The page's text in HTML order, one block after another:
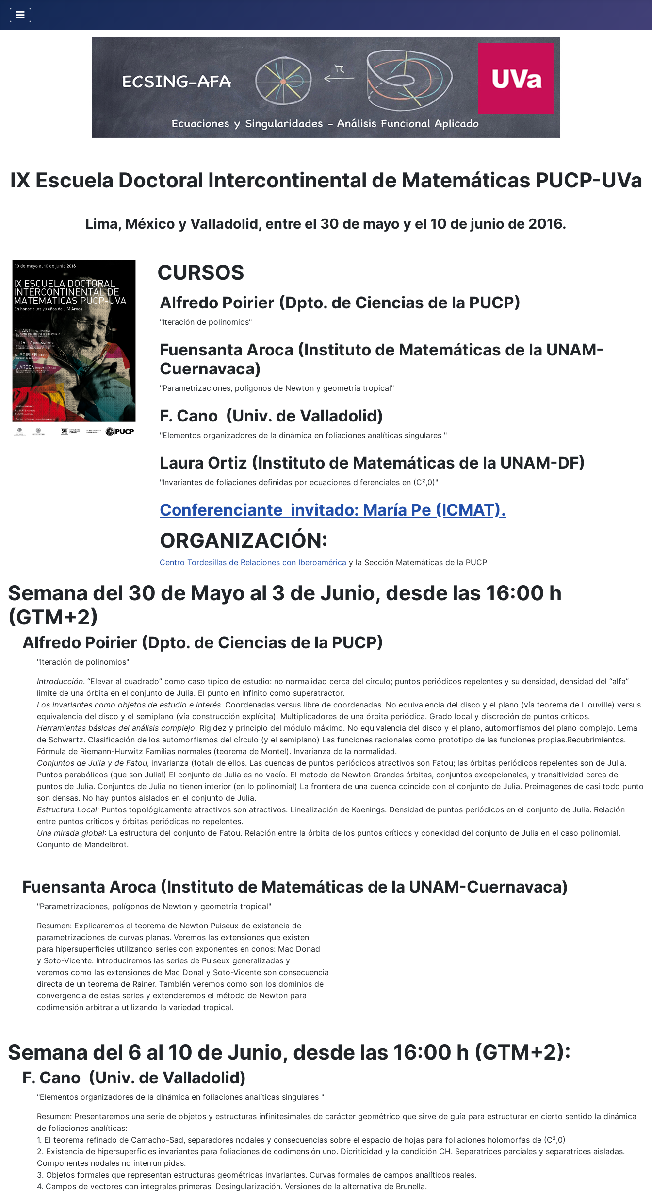
IX Escuela Doctoral Intercontinental de Matemáticas PUCP-UVa
Lima, México y Valladolid, entre el 30 de mayo y el 10 de junio de 2016.
CURSOS
Alfredo Poirier (Dpto. de Ciencias de la PUCP)
"Iteración de polinomios"
Fuensanta Aroca (Instituto de Matemáticas de la UNAM-
Cuernavaca)
"Parametrizaciones, polígonos de Newton y geometría tropical"
F. Cano (Univ. de Valladolid)
"Elementos organizadores de la dinámica en foliaciones analíticas singulares "
Laura Ortiz (Instituto de Matemáticas de la UNAM-DF)
"Invariantes de foliaciones definidas por ecuaciones diferenciales en (C²,0)"
Conferenciante invitado: María Pe (ICMAT).
ORGANIZACIÓN:
Centro Tordesillas de Relaciones con Iberoamérica y la Sección Matemáticas de la PUCP
Semana del 30 de Mayo al 3 de Junio, desde las 16:00 h
(GTM+2)
Alfredo Poirier (Dpto. de Ciencias de la PUCP)
"Iteración de polinomios"
Introducción. “Elevar al cuadrado” como caso típico de estudio: no normalidad cerca del círculo; puntos periódicos repelentes y su densidad, densidad del “alfa”
limite de una órbita en el conjunto de Julia. El punto en infinito como superatractor.
Los invariantes como objetos de estudio e interés. Coordenadas versus libre de coordenadas. No equivalencia del disco y el plano (vía teorema de Liouville) versus
equivalencia del disco y el semiplano (vía construcción explícita). Multiplicadores de una órbita periódica. Grado local y discreción de puntos críticos.
Herramientas básicas del análisis complejo. Rigidez y principio del módulo máximo. No equivalencia del disco y el plano, automorfismos del plano complejo. Lema
de Schwartz. Clasificación de los automorfismos del círculo (y el semiplano) Las funciones racionales como prototipo de las funciones propias.Recubrimientos.
Fórmula de Riemann-Hurwitz Familias normales (teorema de Montel). Invarianza de la normalidad.
Conjuntos de Julia y de Fatou, invarianza (total) de ellos. Las cuencas de puntos periódicos atractivos son Fatou; las órbitas periódicos repelentes son de Julia.
Puntos parabólicos (que son Julia!) El conjunto de Julia es no vacío. El metodo de Newton Grandes órbitas, conjuntos excepcionales, y transitividad cerca de
puntos de Julia. Conjuntos de Julia no tienen interior (en lo polinomial) La frontera de una cuenca coincide con el conjunto de Julia. Preimagenes de casi todo punto
son densas. No hay puntos aislados en el conjunto de Julia.
Estructura Local: Puntos topológicamente atractivos son atractivos. Linealización de Koenings. Densidad de puntos periódicos en el conjunto de Julia. Relación
entre puntos críticos y órbitas periódicas no repelentes.
Una mirada global: La estructura del conjunto de Fatou. Relación entre la órbita de los puntos críticos y conexidad del conjunto de Julia en el caso polinomial.
Conjunto de Mandelbrot.
Fuensanta Aroca (Instituto de Matemáticas de la UNAM-Cuernavaca)
"Parametrizaciones, polígonos de Newton y geometría tropical"
Resumen: Explicaremos el teorema de Newton Puiseux de existencia de
parametrizaciones de curvas planas. Veremos las extensiones que existen
para hipersuperficies utilizando series con exponentes en conos: Mac Donad
y Soto-Vicente. Introduciremos las series de Puiseux generalizadas y
veremos como las extensiones de Mac Donal y Soto-Vicente son consecuencia
directa de un teorema de Rainer. También veremos como son los dominios de
convergencia de estas series y extenderemos el método de Newton para
codimensión arbitraria utilizando la variedad tropical.
Semana del 6 al 10 de Junio, desde las 16:00 h (GTM+2):
F. Cano (Univ. de Valladolid)
"Elementos organizadores de la dinámica en foliaciones analíticas singulares "
Resumen: Presentaremos una serie de objetos y estructuras infinitesimales de carácter geométrico que sirve de guía para estructurar en cierto sentido la dinámica
de foliaciones analíticas:
1. El teorema refinado de Camacho-Sad, separadores nodales y consecuencias sobre el espacio de hojas para foliaciones holomorfas de (C²,0)
2. Existencia de hipersuperficies invariantes para foliaciones de codimensión uno. Dicriticidad y la condición CH. Separatrices parciales y separatrices aisladas.
Componentes nodales no interrumpidas.
3. Objetos formales que representan estructuras geométricas invariantes. Curvas formales de campos analíticos reales.
4. Campos de vectores con integrales primeras. Desingularización. Versiones de la alternativa de Brunella.